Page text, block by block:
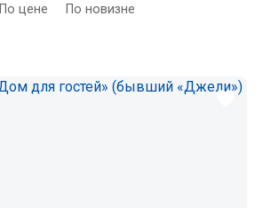
По цене
По новизне